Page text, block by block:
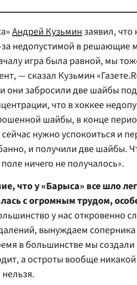
Андрей Кузьминзаявил,
за недопустимой в решающие
игра была равной, мы
— сказал Кузьмин
они забросили две шайбы
что в хоккее
шайбы, в конце
нужно успокоиться и
и получили две шайбы.
ничего не получалось».
что у «Барыса» все шло
с огромным трудом,
у нас откровенно
вынуждаем соперника
в большинстве мы создали
а остроты вообще никакой